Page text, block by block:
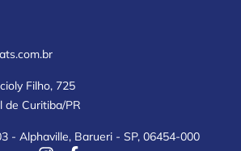
Filho, 725
de Curitiba/PR
- Alphaville, Barueri - SP, 06454-000